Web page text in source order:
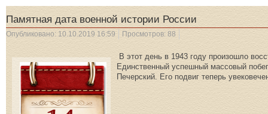
Памятная дата военной истории России
Опубликовано: 10.10.2019 16:59 Просмотров: 88
В этот день в 1943 году произошло
Единственный успешный массовый
Печерский. Его подвиг теперь